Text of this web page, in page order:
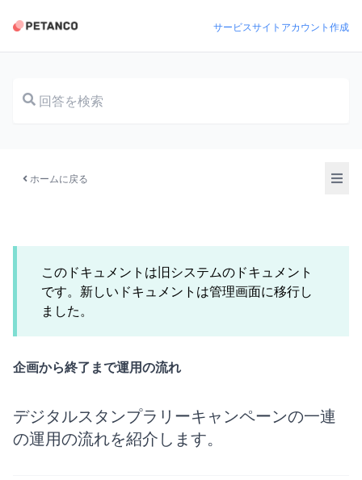
ドキュメント サービスサイト アカウント作成
ホームに戻る
このドキュメントは旧システムのドキュメント
です。新しいドキュメントは管理画面に移行し
ました。
企画から終了まで運用の流れ
デジタルスタンプラリーキャンペーンの一連
の運用の流れを紹介します。